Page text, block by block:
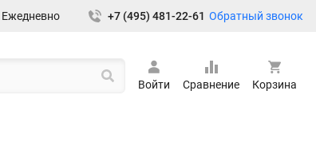
Ежедневно +7 (495) 481-22-61 Обратный звонок
Войти Сравнение Корзина